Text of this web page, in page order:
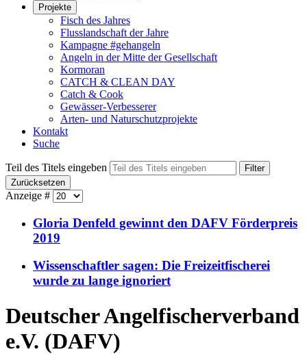
Projekte
Fisch des Jahres
Flusslandschaft der Jahre
Kampagne #gehangeln
Angeln in der Mitte der Gesellschaft
Kormoran
CATCH & CLEAN DAY
Catch & Cook
Gewässer-Verbesserer
Arten- und Naturschutzprojekte
Kontakt
Suche
Teil des Titels eingeben
Filter
Zurücksetzen
Anzeige #
Gloria Denfeld gewinnt den DAFV Förderpreis
2019
Wissenschaftler sagen: Die Freizeitfischerei
wurde zu lange ignoriert
Deutscher Angelfischerverband
e.V. (DAFV)